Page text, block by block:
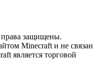
защищены.
Minecraft и не связан
является торговой